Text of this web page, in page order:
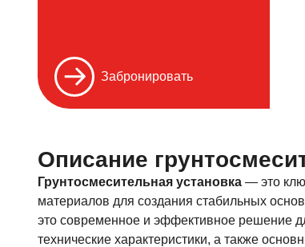
Забронировать
Описание
Грунтосмесительная установка — это
материалов для создания стабильных
это современное и эффективное решение
технические характеристики, а также